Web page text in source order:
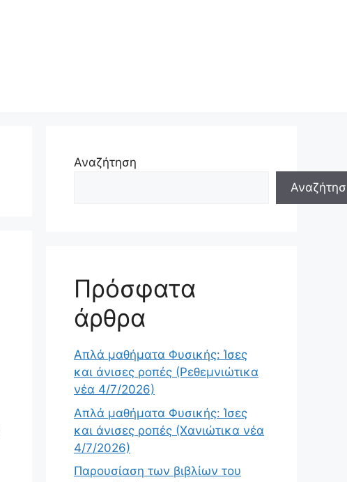
Αναζήτηση
Πρόσφατα
άρθρα
Απλά μαθήματα Φυσικής: Ίσες
και άνισες ροπές (Ρεθεμνιώτικα
νέα 4/7/2026)
Απλά μαθήματα Φυσικής: Ίσες
και άνισες ροπές (Χανιώτικα νέα
4/7/2026)
Παρουσίαση των βιβλίων του